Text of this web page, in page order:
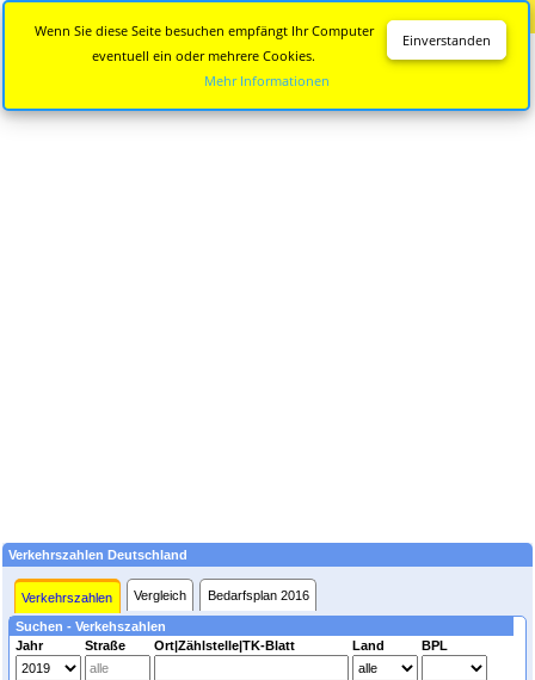
Verkehrszahlen Deutschland
Verkehrszahlen Vergleich Bedarfsplan 2016
Suchen - Verkehszahlen
Jahr
Straße Ort|Zählstelle|TK-Blatt Land BPL
Einverstanden
Wenn Sie diese Seite besuchen empfängt Ihr Computer
eventuell ein oder mehrere Cookies.
Mehr Informationen